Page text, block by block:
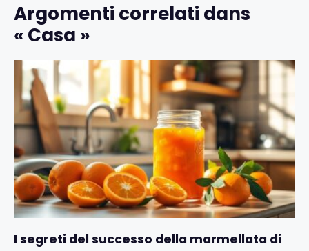
Argomenti correlati dans
« Casa »
I segreti del successo della marmellata di